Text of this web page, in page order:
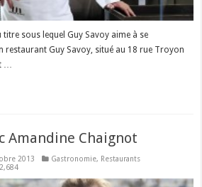
titre sous lequel Guy Savoy aime à se
restaurant Guy Savoy, situé au 18 rue Troyon
…
Amandine Chaignot
2013 Gastronomie, Restaurants
2,684